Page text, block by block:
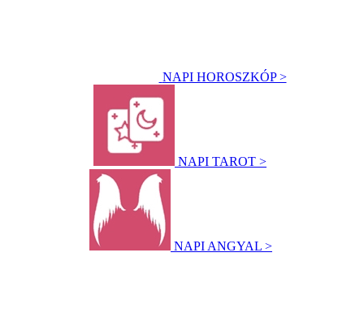
NAPI HOROSZKÓP >
NAPI TAROT >
NAPI ANGYAL >